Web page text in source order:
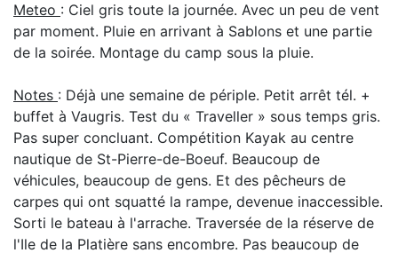
Meteo : Ciel gris toute la journée. Avec un peu de vent
par moment. Pluie en arrivant à Sablons et une partie
de la soirée. Montage du camp sous la pluie.
Notes : Déjà une semaine de périple. Petit arrêt tél. +
buffet à Vaugris. Test du « Traveller » sous temps gris.
Pas super concluant. Compétition Kayak au centre
nautique de St-Pierre-de-Boeuf. Beaucoup de
véhicules, beaucoup de gens. Et des pêcheurs de
carpes qui ont squatté la rampe, devenue inaccessible.
Sorti le bateau à l'arrache. Traversée de la réserve de
l'Ile de la Platière sans encombre. Pas beaucoup de